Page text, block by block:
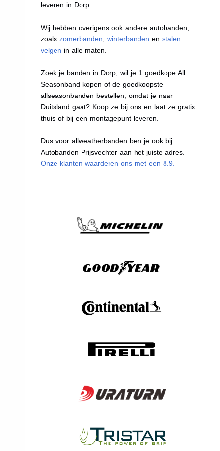
leveren in Dorp
Wij hebben overigens ook andere autobanden,
zoalszomerbanden ,winterbanden enstalen
velgen in alle maten.
Zoek je banden in Dorp, wil je 1 goedkope All
Seasonband kopen of de goedkoopste
allseasonbanden bestellen, omdat je naar
Duitsland gaat? Koop ze bij ons en laat ze gratis
thuis of bij een montagepunt leveren.
Dus voor allweatherbanden ben je ook bij
Autobanden Prijsvechter aan het juiste adres.
Onze klanten waarderen ons met een 8.9.